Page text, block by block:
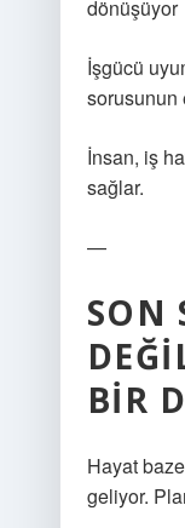
dönüşüyor
İşgücü
sorusunun
İnsan, iş
sağlar.
—
SON
BIR
Hayat
geliyor.